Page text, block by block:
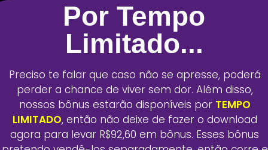
Por Tempo
Limitado...
Preciso te falar que caso não se apresse, poderá
perder a chance de viver sem dor. Além disso,
nossos bônus estarão disponíveis por TEMPO
LIMITADO, então não deixe de fazer o download
agora para levar R$92,60 em bônus. Esses bônus